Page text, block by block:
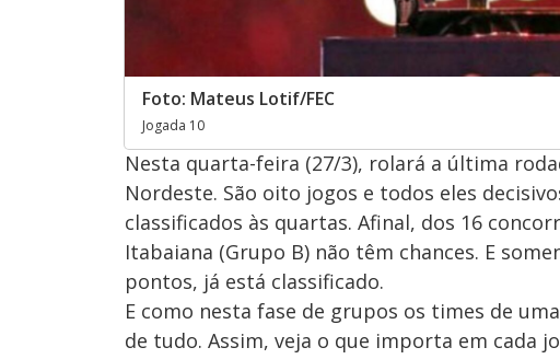
Foto: Mateus Lotif/FEC
Jogada 10
Nesta quarta-feira (27/3), rolará a última
Nordeste. São oito jogos e todos eles
classificados às quartas. Afinal, dos 16
Itabaiana (Grupo B) não têm chances. E
pontos, já está classificado.
E como nesta fase de grupos os times de
de tudo. Assim, veja o que importa em cada